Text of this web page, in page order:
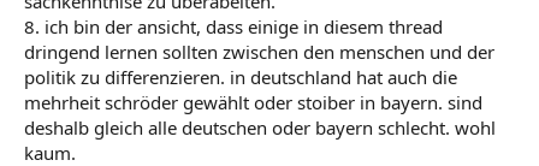
8. ich bin der ansicht, dass einige in diesem thread
dringend lernen sollten zwischen den menschen und der
politik zu differenzieren. in deutschland hat auch die
mehrheit schröder gewählt oder stoiber in bayern. sind
deshalb gleich alle deutschen oder bayern schlecht. wohl
kaum.